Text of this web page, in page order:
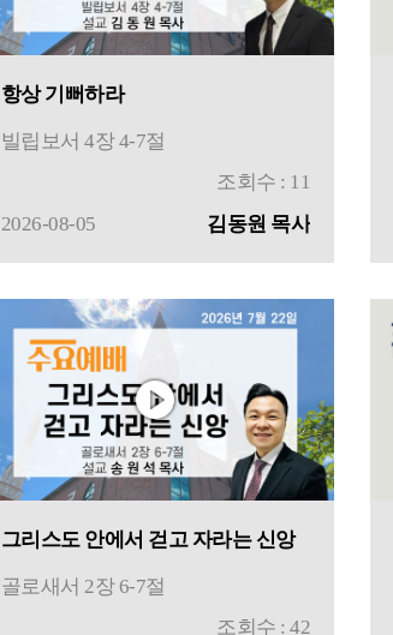
항상 기뻐하라
빌립보서 4장 4-7절
조회수 : 11
2026-08-05
김동원 목사
그리스도 안에서 걷고 자라는 신앙
골로새서 2장 6-7절
조회수 : 42